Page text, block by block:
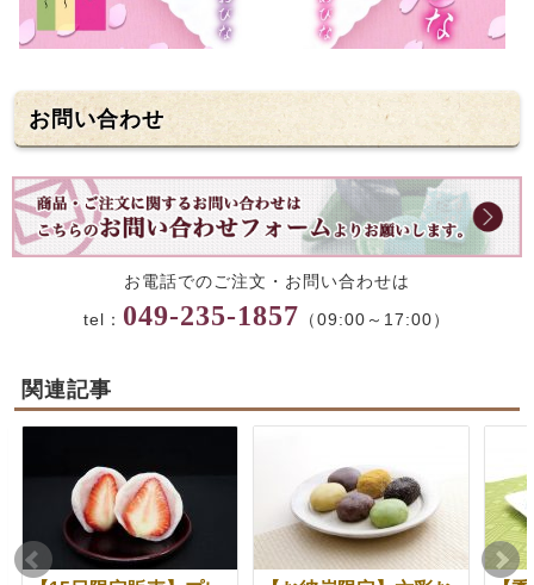
お問い合わせ
お電話でのご注文・お問い合わせは
tel： 049-235-1857 （09:00～17:00）
関連記事